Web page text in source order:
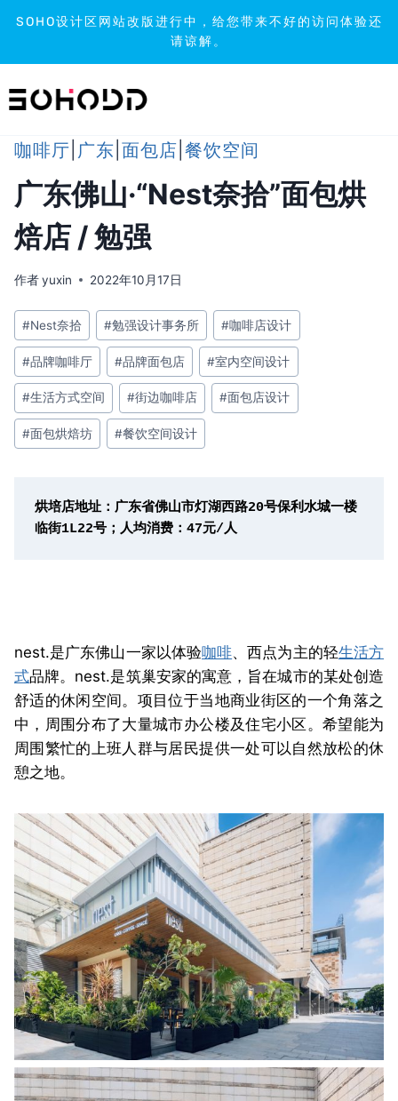
SOHO设计区网站改版进行中，给您带来不好的访问体验还
请谅解。
到
咖啡厅 广东 面包店 餐饮空间
广东佛山·“Nest奈拾”面包烘
焙店 / 勉强
作者yuxin 2022年10月17日
文
章
标
签：
#Nest奈拾 #勉强设计事务所 #咖啡店设计
#品牌咖啡厅 #品牌面包店 #室内空间设计
#生活方式空间 #街边咖啡店 #面包店设计
#面包烘焙坊 #餐饮空间设计
烘培店地址：广东省佛山市灯湖西路20号保利水城一楼
临街1L22号；人均消费：47元/人
nest.是广东佛山一家以体验咖啡、西点为主的轻生活方
式品牌。nest.是筑巢安家的寓意，旨在城市的某处创造
舒适的休闲空间。项目位于当地商业街区的一个角落之
中，周围分布了大量城市办公楼及住宅小区。希望能为
周围繁忙的上班人群与居民提供一处可以自然放松的休
憩之地。